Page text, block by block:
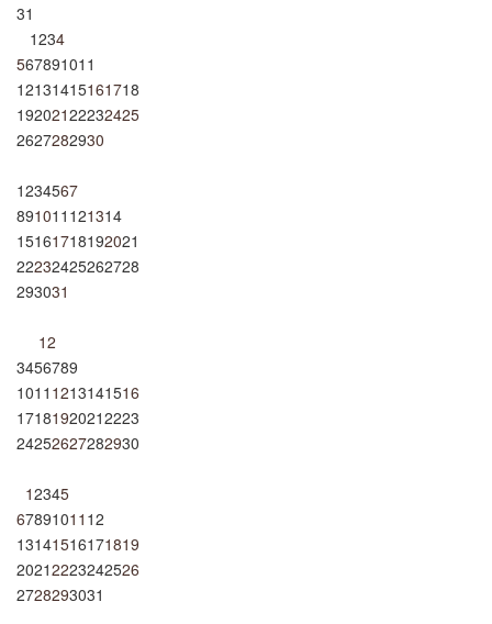
31
1234
567891011
12131415161718
19202122232425
2627282930
1234567
891011 121314
15161718192021
22232425262728
293031
12
3456789
1011 1213141516
17181920212223
24252627282930
12345
67891011 12
13141516171819
20212223242526
2728293031